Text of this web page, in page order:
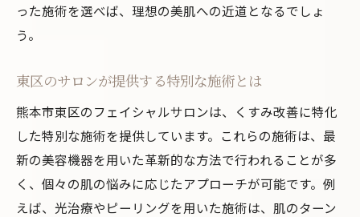
実践ガイド
サロンでのケアを自宅で活かす方法
継続的なケアで得られる美肌の秘訣
フェイシャルサロンを最大限に活用するテ
クニック
理想の美肌を手に入れるための実践プラン
った施術を選べば、理想の美肌への近道となるでしょ
う。
東区のサロンが提供する特別な施術とは
熊本市東区のフェイシャルサロンは、くすみ改善に特化
した特別な施術を提供しています。これらの施術は、最
新の美容機器を用いた革新的な方法で行われることが多
く、個々の肌の悩みに応じたアプローチが可能です。例
えば、光治療やピーリングを用いた施術は、肌のターン